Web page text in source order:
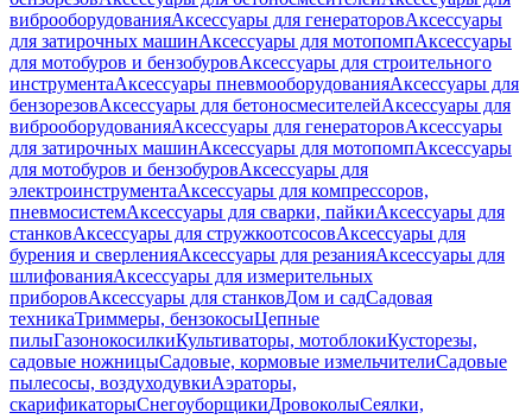
виброоборудованияАксессуары для генераторовАксессуары
для затирочных машинАксессуары для мотопомпАксессуары
для мотобуров и бензобуровАксессуары для строительного
инструментаАксессуары пневмооборудованияАксессуары для
бензорезовАксессуары для бетоносмесителейАксессуары для
виброоборудованияАксессуары для генераторовАксессуары
для затирочных машинАксессуары для мотопомпАксессуары
для мотобуров и бензобуровАксессуары для
электроинструментаАксессуары для компрессоров,
пневмосистемАксессуары для сварки, пайкиАксессуары для
станковАксессуары для стружкоотсосовАксессуары для
бурения и сверленияАксессуары для резанияАксессуары для
шлифованияАксессуары для измерительных
приборовАксессуары для станковДом и садСадовая
техникаТриммеры, бензокосыЦепные
пилыГазонокосилкиКультиваторы, мотоблокиКусторезы,
садовые ножницыСадовые, кормовые измельчителиСадовые
пылесосы, воздуходувкиАэраторы,
скарификаторыСнегоуборщикиДровоколыСеялки,